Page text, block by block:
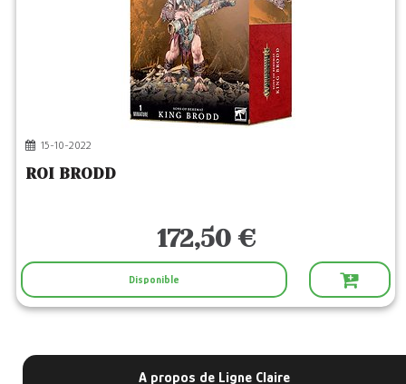
15-10-2022
ROI BRODD
172,50 €
Disponible
A propos de Ligne Claire